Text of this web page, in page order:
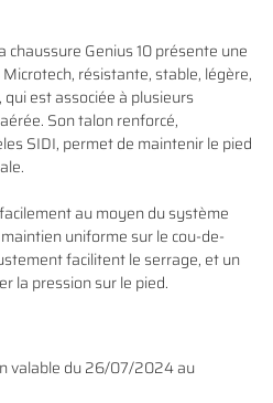
chaussure Genius 10 présente une
résistante, stable, légère,
est associée à plusieurs
Son talon renforcé,
SIDI, permet de maintenir le pied
au moyen du système
uniforme sur le cou-de-
facilitent le serrage, et un
la pression sur le pied.
valable du 26/07/2024 au